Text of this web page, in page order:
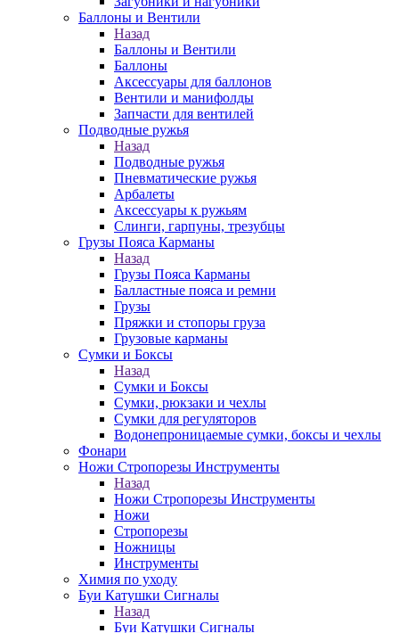
Баллоны и Вентили
Назад
Баллоны и Вентили
Баллоны
Аксессуары для баллонов
Вентили и манифолды
Запчасти для вентилей
Подводные ружья
Назад
Подводные ружья
Пневматические ружья
Арбалеты
Аксессуары к ружьям
Слинги, гарпуны, трезубцы
Грузы Пояса Карманы
Назад
Грузы Пояса Карманы
Балластные пояса и ремни
Грузы
Пряжки и стопоры груза
Грузовые карманы
Сумки и Боксы
Назад
Сумки и Боксы
Сумки, рюкзаки и чехлы
Сумки для регуляторов
Водонепроницаемые сумки, боксы и чехлы
Фонари
Ножи Стропорезы Инструменты
Назад
Ножи Стропорезы Инструменты
Ножи
Стропорезы
Ножницы
Инструменты
Химия по уходу
Буи Катушки Сигналы
Назад
Буи Катушки Сигналы